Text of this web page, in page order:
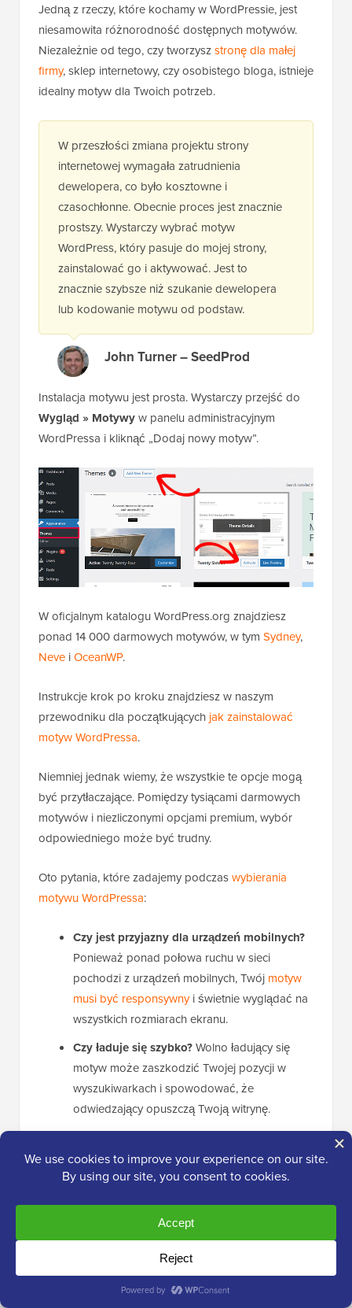
Jedną z rzeczy, które kochamy w WordPressie, jest
niesamowita różnorodność dostępnych motywów.
Niezależnie od tego, czy tworzyszstronę dla małej
firmy, sklep internetowy, czy osobistego bloga, istnieje
idealny motyw dla Twoich potrzeb.
W przeszłości zmiana projektu strony
internetowej wymagała zatrudnienia
dewelopera, co było kosztowne i
czasochłonne. Obecnie proces jest znacznie
prostszy. Wystarczy wybrać motyw
WordPress, który pasuje do mojej strony,
zainstalować go i aktywować. Jest to
znacznie szybsze niż szukanie dewelopera
lub kodowanie motywu od podstaw.
John Turner – SeedProd
Instalacja motywu jest prosta. Wystarczy przejść do
Wygląd » Motywyw panelu administracyjnym
WordPressa i kliknąć „Dodaj nowy motyw”.
W oficjalnym katalogu WordPress.org znajdziesz
ponad 14 000 darmowych motywów, w tym Sydney,
Neve iOceanWP.
Instrukcje krok po kroku znajdziesz w naszym
przewodniku dla początkujących jak zainstalować
motyw WordPressa.
Niemniej jednak wiemy, że wszystkie te opcje mogą
być przytłaczające. Pomiędzy tysiącami darmowych
motywów i niezliczonymi opcjami premium, wybór
odpowiedniego może być trudny.
Oto pytania, które zadajemy podczaswybierania
motywu WordPressa:
Czy jest przyjazny dla urządzeń mobilnych?
Ponieważ ponad połowa ruchu w sieci
pochodzi z urządzeń mobilnych, Twój motyw
musi być responsywnyi świetnie wyglądać na
wszystkich rozmiarach ekranu.
Czy ładuje się szybko?Wolno ładujący się
motyw może zaszkodzić Twojej pozycji w
wyszukiwarkach i spowodować, że
odwiedzający opuszczą Twoją witrynę.
wtyczkami?Twój motyw powinien dobrze
współpracować z wtyczkami, których będziesz
funkcjonalnością w przyszłości.
Regularne aktualizacje oznaczają lepsze
bezpieczeństwo i kompatybilność z najnowszą